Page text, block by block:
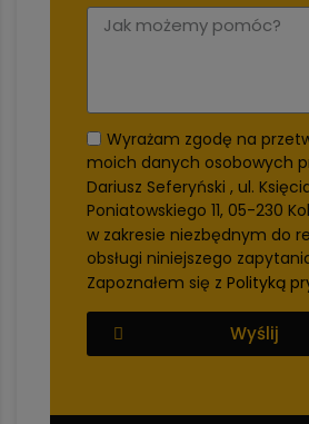
Wyrażam zgodę na
moich danych osobowych
Dariusz Seferyński , ul.
Poniatowskiego 11, 05-230
w zakresie niezbędnym do
obsługi niniejszego
Zapoznałem się z Polityką
Wyślij